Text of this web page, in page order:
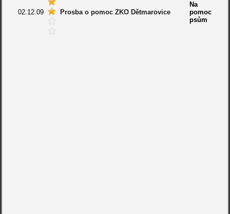
02.12.09 Prosba o pomoc ZKO Dětmarovice
Na
pomoc
psům